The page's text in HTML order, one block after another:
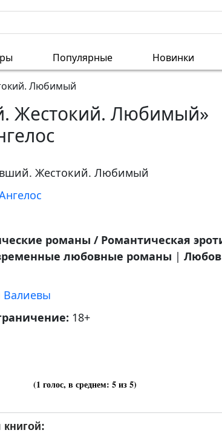
Популярные Новинки
Любимый
Жестокий. Любимый»
Жестокий. Любимый
романы / Романтическая
любовные романы |
Валиевы
18+
(1 голос, в среднем: 5из 5)
книгой: